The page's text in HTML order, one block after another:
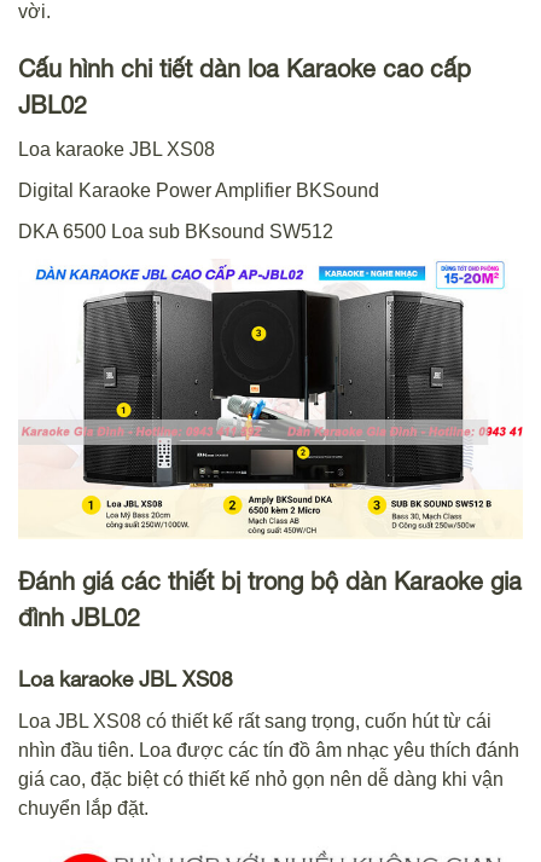
vời.
Cấu hình chi tiết dàn loa Karaoke cao cấp
JBL02
Loa karaoke JBL XS08
Digital Karaoke Power Amplifier BKSound
DKA 6500 Loa sub BKsound SW512
Đánh giá các thiết bị trong bộ dàn Karaoke gia
đình JBL02
Loa karaoke JBL XS08
Loa JBL XS08 có thiết kế rất sang trọng, cuốn hút từ cái
nhìn đầu tiên. Loa được các tín đồ âm nhạc yêu thích đánh
giá cao, đặc biệt có thiết kế nhỏ gọn nên dễ dàng khi vận
chuyển lắp đặt.